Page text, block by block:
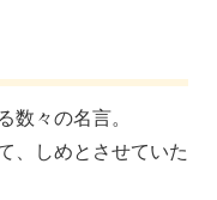
々の名言。
、しめとさせていた